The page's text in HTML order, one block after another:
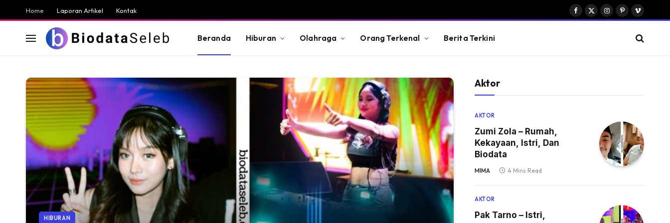
Home Laporan Artikel Kontak
Facebook
X
Instagram
PinterestVimeo
Beranda Hiburan Olahraga Orang Terkenal Berita Terkini
HIBURAN
Aktor
AKTOR
Zumi Zola – Rumah,
Kekayaan, Istri, Dan
Biodata
MIMA 4 Mins Read
AKTOR
Pak Tarno – Istri,